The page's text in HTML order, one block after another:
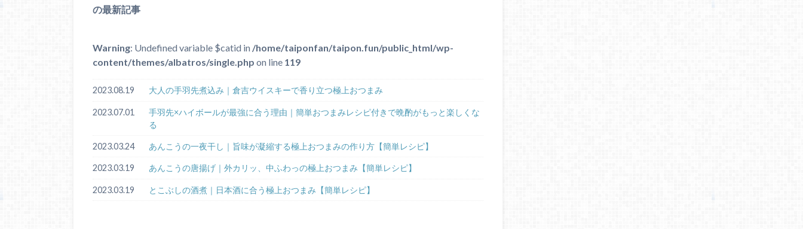
の最新記事
Warning: Undefined variable $catid in /home/taiponfan/taipon.fun/public_html/wp-
content/themes/albatros/single.php on line 119
2023.08.19 大人の手羽先煮込み｜倉吉ウイスキーで香り立つ極上おつまみ
2023.07.01
手羽先×ハイボールが最強に合う理由｜簡単おつまみレシピ付きで晩酌がもっと楽しくな
る
2023.03.24 あんこうの一夜干し｜旨味が凝縮する極上おつまみの作り方【簡単レシピ】
2023.03.19 あんこうの唐揚げ｜外カリッ、中ふわっの極上おつまみ【簡単レシピ】
2023.03.19 とこぶしの酒煮｜日本酒に合う極上おつまみ【簡単レシピ】